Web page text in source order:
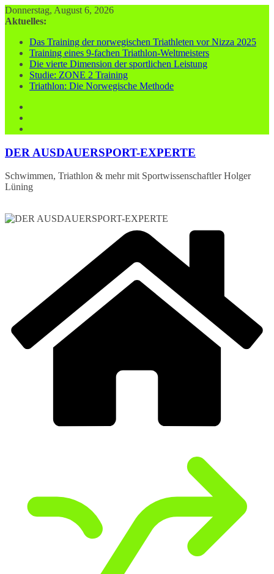
Zum
Inhalt
Donnerstag, August 6, 2026
Aktuelles:
Das Training der norwegischen Triathleten vor Nizza 2025
Training eines 9-fachen Triathlon-Weltmeisters
Die vierte Dimension der sportlichen Leistung
Studie: ZONE 2 Training
Triathlon: Die Norwegische Methode
DER AUSDAUERSPORT-EXPERTE
Schwimmen, Triathlon & mehr mit Sportwissenschaftler Holger
Lüning